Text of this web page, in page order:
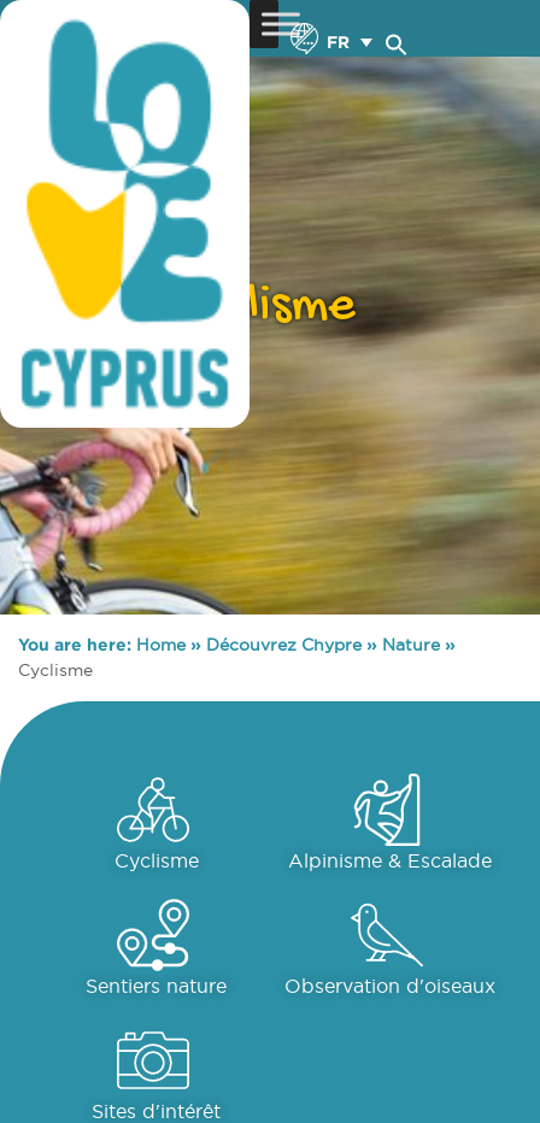
FR
cyclisme
You are here: Home» Découvrez Chypre» Nature»
Cyclisme
Cyclisme
Sentiers nature
Sites d'intérêt
Alpinisme & Escalade
Observation d'oiseaux